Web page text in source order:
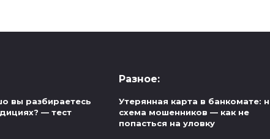
вы разбираетесь
— тест
Разное:
Утерянная карта в банкомате:
схема мошенников — как не
попасться на уловку